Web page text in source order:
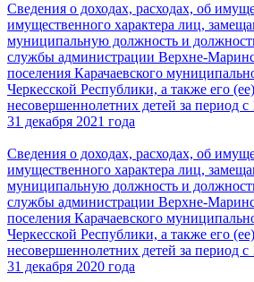
Сведения о доходах, расходах, об
имущественного характера лиц,
муниципальную должность и
службы администрации Верхне-
поселения Карачаевского
Черкесской Республики, а также его
несовершеннолетних детей за период с
31 декабря 2021 года
Сведения о доходах, расходах, об
имущественного характера лиц,
муниципальную должность и
службы администрации Верхне-
поселения Карачаевского
Черкесской Республики, а также его
несовершеннолетних детей за период с
31 декабря 2020 года